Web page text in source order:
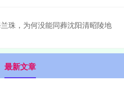
珠，为何没能同葬沈阳清昭陵地
最新文章